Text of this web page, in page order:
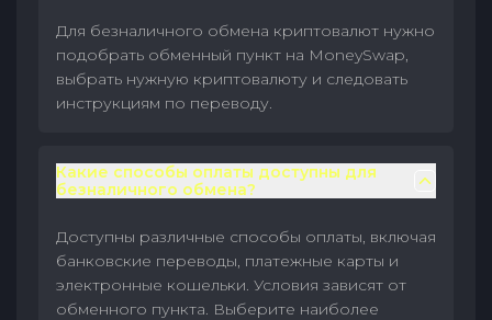
Для безналичного обмена криптовалют нужно
подобрать обменный пункт на MoneySwap,
выбрать нужную криптовалюту и следовать
инструкциям по переводу.
Какие способы оплаты доступны для
безналичного обмена?
Доступны различные способы оплаты, включая
банковские переводы, платежные карты и
электронные кошельки. Условия зависят от
обменного пункта. Выберите наиболее